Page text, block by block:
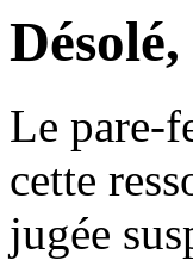
Le pare-
cette
jugée